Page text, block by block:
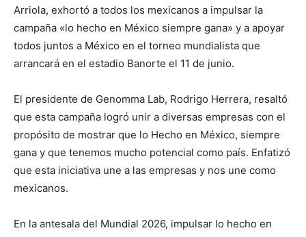
Arriola, exhortó a todos los mexicanos a impulsar la
campaña «lo hecho en México siempre gana» y a apoyar
todos juntos a México en el torneo mundialista que
arrancará en el estadio Banorte el 11 de junio.
El presidente de Genomma Lab, Rodrigo Herrera, resaltó
que esta campaña logró unir a diversas empresas con el
propósito de mostrar que lo Hecho en México, siempre
gana y que tenemos mucho potencial como país. Enfatizó
que esta iniciativa une a las empresas y nos une como
mexicanos.
En la antesala del Mundial 2026, impulsar lo hecho en